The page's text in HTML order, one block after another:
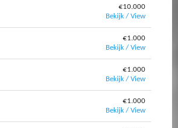
€10.000
Bekijk / View
€1.000
Bekijk / View
€1.000
Bekijk / View
€1.000
Bekijk / View